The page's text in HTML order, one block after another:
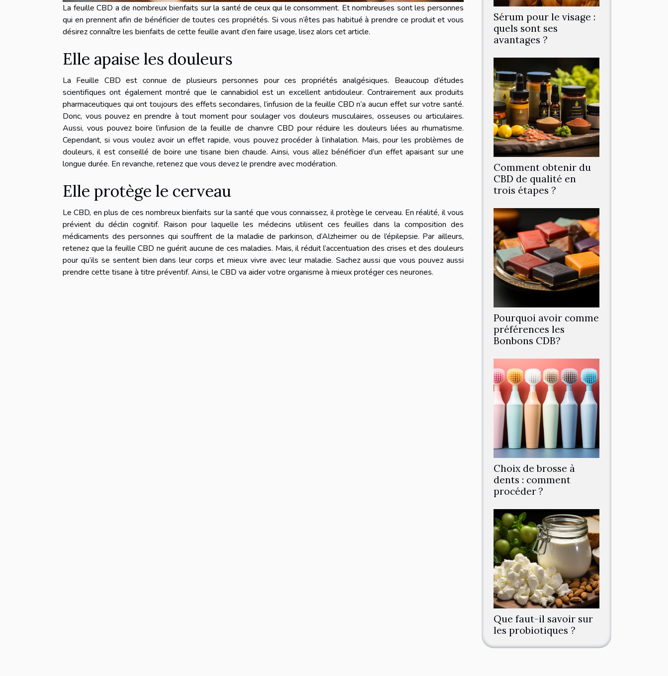
La feuille CBD a de nombreux bienfaits sur la santé de ceux qui le consomment. Et nombreuses sont les personnes
qui en prennent afin de bénéficier de toutes ces propriétés. Si vous n’êtes pas habitué à prendre ce produit et vous
désirez connaître les bienfaits de cette feuille avant d’en faire usage, lisez alors cet article.
Elle apaise les douleurs
La Feuille CBD est connue de plusieurs personnes pour ces propriétés analgésiques. Beaucoup d’études
scientifiques ont également montré que le cannabidiol est un excellent antidouleur. Contrairement aux produits
pharmaceutiques qui ont toujours des effets secondaires, l’infusion de la feuille CBD n’a aucun effet sur votre santé.
Donc, vous pouvez en prendre à tout moment pour soulager vos douleurs musculaires, osseuses ou articulaires.
Aussi, vous pouvez boire l’infusion de la feuille de chanvre CBD pour réduire les douleurs liées au rhumatisme.
Cependant, si vous voulez avoir un effet rapide, vous pouvez procéder à l’inhalation. Mais, pour les problèmes de
douleurs, il est conseillé de boire une tisane bien chaude. Ainsi, vous allez bénéficier d’un effet apaisant sur une
longue durée. En revanche, retenez que vous devez le prendre avec modération.
Elle protège le cerveau
Le CBD, en plus de ces nombreux bienfaits sur la santé que vous connaissez, il protège le cerveau. En réalité, il vous
prévient du déclin cognitif. Raison pour laquelle les médecins utilisent ces feuilles dans la composition des
médicaments des personnes qui souffrent de la maladie de parkinson, d’Alzheimer ou de l’épilepsie. Par ailleurs,
retenez que la feuille CBD ne guérit aucune de ces maladies. Mais, il réduit l’accentuation des crises et des douleurs
pour qu’ils se sentent bien dans leur corps et mieux vivre avec leur maladie. Sachez aussi que vous pouvez aussi
prendre cette tisane à titre préventif. Ainsi, le CBD va aider votre organisme à mieux protéger ces neurones.
Sérum pour le visage :
quels sont ses
avantages ?
Comment obtenir du
CBD de qualité en
trois étapes ?
Pourquoi avoir comme
préférences les
Bonbons CDB?
Choix de brosse à
dents : comment
procéder ?
Que faut-il savoir sur
les probiotiques ?